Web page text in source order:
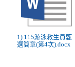
1) 115游泳救生員甄
選簡章(第4次).docx